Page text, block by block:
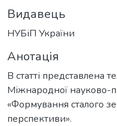
Видавець
НУБіП України
Анотація
В статті представлена
Міжнародної науково-
«Формування сталого
перспективи».